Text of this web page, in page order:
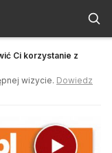
Ci korzystanie z
wizycie. Dowiedz